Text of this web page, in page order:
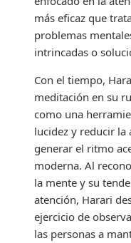
más eficaz que
problemas
intrincadas o
Con el tiempo,
meditación en su
como una
lucidez y reducir la
generar el ritmo
moderna. Al
la mente y su
atención, Harari
ejercicio de
las personas a